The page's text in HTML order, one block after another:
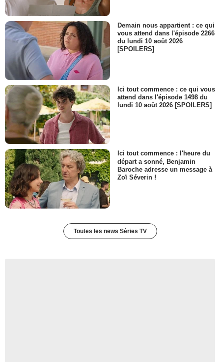
Demain nous appartient : ce qui
vous attend dans l'épisode 2266
du lundi 10 août 2026
[SPOILERS]
Ici tout commence : ce qui vous
attend dans l'épisode 1498 du
lundi 10 août 2026 [SPOILERS]
Ici tout commence : l'heure du
départ a sonné, Benjamin
Baroche adresse un message à
Zoï Séverin !
Toutes les news Séries TV